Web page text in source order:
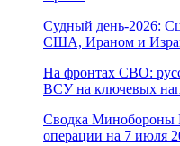
Судный день-2026:
США, Ираном и
На фронтах СВО:
ВСУ на ключевых
Сводка Минобороны
операции на 7 июля